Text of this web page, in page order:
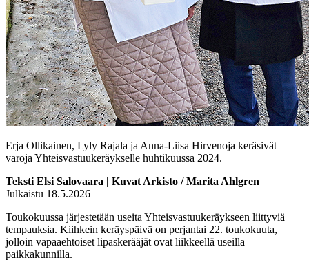
Erja Ollikainen, Lyly Rajala ja Anna-Liisa Hirvenoja keräsivät
varoja Yhteisvastuukeräykselle huhtikuussa 2024.
Teksti Elsi Salovaara | Kuvat Arkisto / Marita Ahlgren
Julkaistu 18.5.2026
Toukokuussa järjestetään useita Yhteisvastuukeräykseen liittyviä
tempauksia. Kiihkein keräyspäivä on perjantai 22. toukokuuta,
jolloin vapaaehtoiset lipaskerääjät ovat liikkeellä useilla
paikkakunnilla.